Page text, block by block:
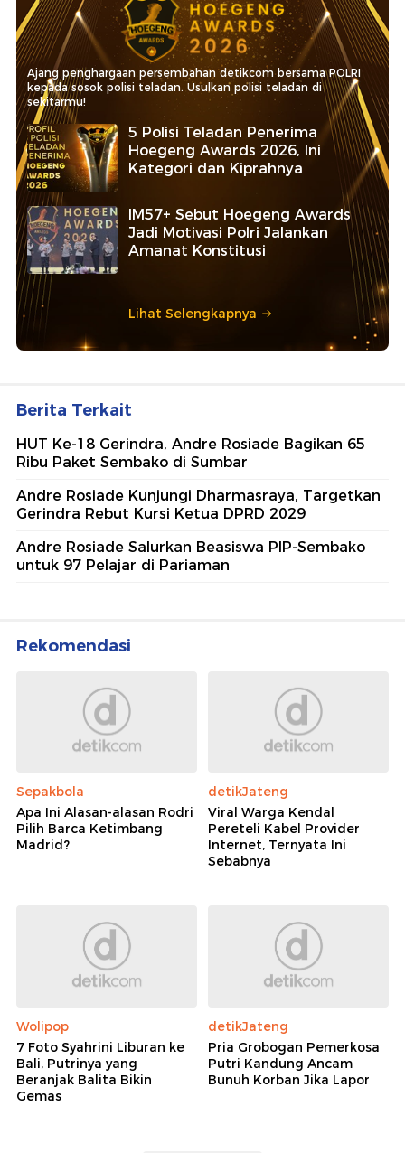
Ajang penghargaan persembahan detikcom bersama POLRI
kepada sosok polisi teladan. Usulkan polisi teladan di
sekitarmu!
5 Polisi Teladan Penerima
Hoegeng Awards 2026, Ini
Kategori dan Kiprahnya
IM57+ Sebut Hoegeng Awards
Jadi Motivasi Polri Jalankan
Amanat Konstitusi
Lihat Selengkapnya
Berita Terkait
HUT Ke-18 Gerindra, Andre Rosiade Bagikan 65
Ribu Paket Sembako di Sumbar
Andre Rosiade Kunjungi Dharmasraya, Targetkan
Gerindra Rebut Kursi Ketua DPRD 2029
Andre Rosiade Salurkan Beasiswa PIP-Sembako
untuk 97 Pelajar di Pariaman
Rekomendasi
Sepakbola
Apa Ini Alasan-alasan Rodri
Pilih Barca Ketimbang
Madrid?
detikJateng
Viral Warga Kendal
Pereteli Kabel Provider
Internet, Ternyata Ini
Sebabnya
Wolipop
7 Foto Syahrini Liburan ke
Bali, Putrinya yang
Beranjak Balita Bikin
Gemas
detikJateng
Pria Grobogan Pemerkosa
Putri Kandung Ancam
Bunuh Korban Jika Lapor